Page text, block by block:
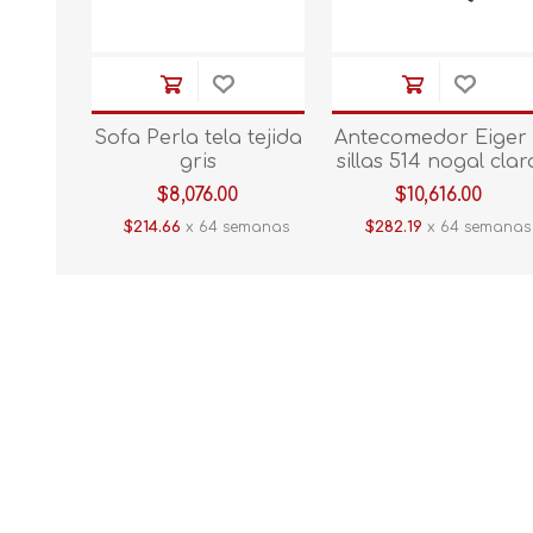
Sofa Perla tela tejida
gris
$8,076.00
$214.66 x 64 semanas
Antecomedor Eiger
sillas 514 nogal
$10,616.00
$282.19 x 64 semanas